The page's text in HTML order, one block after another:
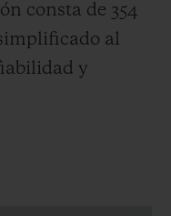
consta de 354
al
y